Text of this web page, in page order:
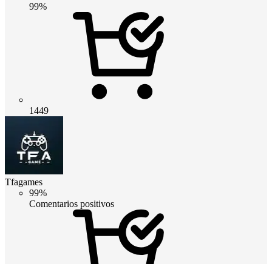
99%
1449
Tfagames
99%
Comentarios positivos